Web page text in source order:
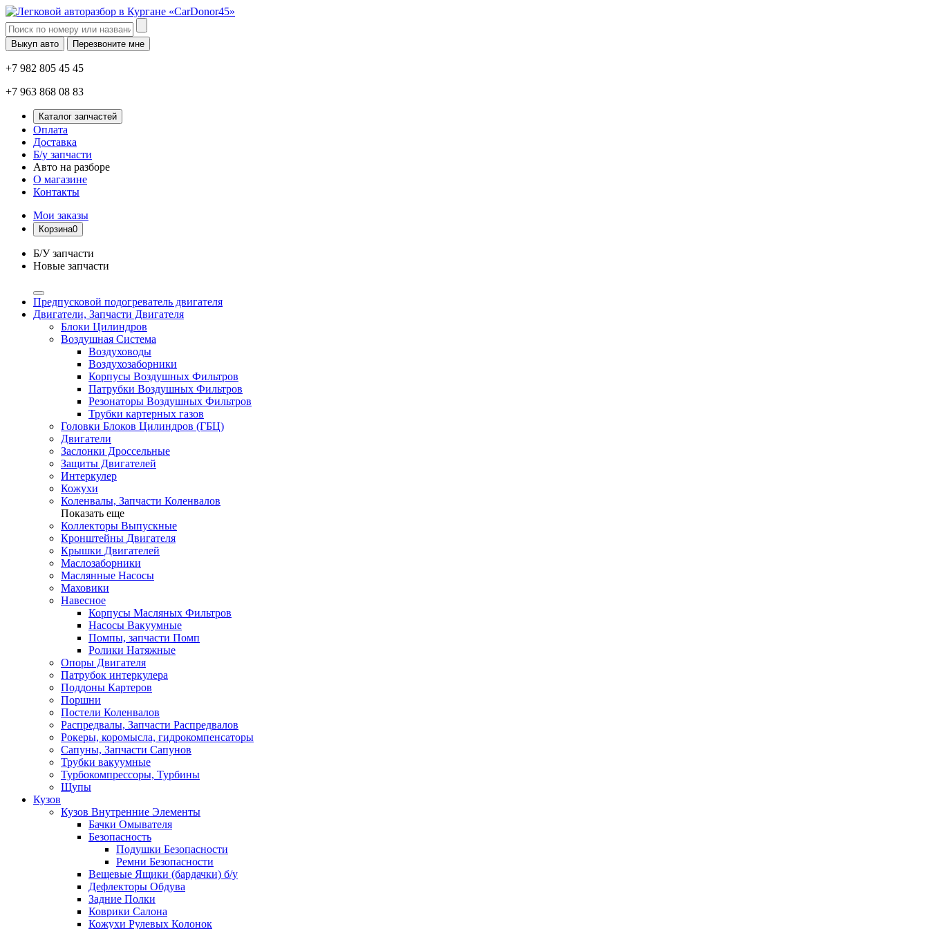
Выкуп авто Перезвоните мне
+7 982 805 45 45
+7 963 868 08 83
Каталог запчастей
Оплата
Доставка
Б/у запчасти
Авто на разборе
О магазине
Контакты
Мои заказы
Корзина0
Б/У запчасти
Новые запчасти
Предпусковой подогреватель двигателя
Двигатели, Запчасти Двигателя
Блоки Цилиндров
Воздушная Система
Воздуховоды
Воздухозаборники
Корпусы Воздушных Фильтров
Патрубки Воздушных Фильтров
Резонаторы Воздушных Фильтров
Трубки картерных газов
Головки Блоков Цилиндров (ГБЦ)
Двигатели
Заслонки Дроссельные
Защиты Двигателей
Интеркулер
Кожухи
Коленвалы, Запчасти Коленвалов
Показать еще
Коллекторы Выпускные
Кронштейны Двигателя
Крышки Двигателей
Маслозаборники
Маслянные Насосы
Маховики
Навесное
Корпусы Масляных Фильтров
Насосы Вакуумные
Помпы, запчасти Помп
Ролики Натяжные
Опоры Двигателя
Патрубок интеркулера
Поддоны Картеров
Поршни
Постели Коленвалов
Распредвалы, Запчасти Распредвалов
Рокеры, коромысла, гидрокомпенсаторы
Сапуны, Запчасти Сапунов
Трубки вакуумные
Турбокомпрессоры, Турбины
Щупы
Кузов
Кузов Внутренние Элементы
Бачки Омывателя
Безопасность
Подушки Безопасности
Ремни Безопасности
Вещевые Ящики (бардачки) б/у
Дефлекторы Обдува
Задние Полки
Коврики Салона
Кожухи Рулевых Колонок